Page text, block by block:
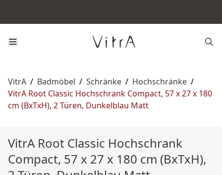
VitrA / Badmöbel / Schränke / Hochschränke /
VitrA Root Classic Hochschrank Compact, 57 x 27 x 180
cm (BxTxH), 2 Türen, Dunkelblau Matt
VitrA Root Classic Hochschrank
Compact, 57 x 27 x 180 cm (BxTxH),